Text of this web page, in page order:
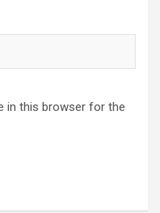
in this browser for the